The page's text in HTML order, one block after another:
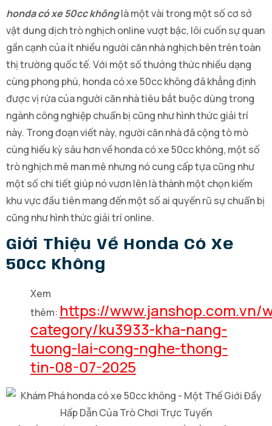
honda có xe 50cc khônglà một vài trong một số cơ sở
vật dung dịch trò nghịch online vượt bậc, lôi cuốn sự quan
gần cạnh của ít nhiều người căn nhà nghịch bên trên toàn
thị trường quốc tế. Với một số thưởng thức nhiều dạng
cùng phong phú, honda có xe 50cc không đã khẳng định
được vị rứa của người căn nhà tiêu bắt buộc dùng trong
ngành công nghiệp chuẩn bị cũng như hình thức giải trí
này. Trong đoạn viết này, người căn nhà đã cộng tò mò
cùng hiếu kỳ sâu hơn về honda có xe 50cc không, một số
trò nghịch mê man mê nhưng nó cung cấp tựa cũng như
một số chi tiết giúp nó vươn lên là thành một chọn kiếm
khu vực đầu tiên mang đến một số ai quyến rũ sự chuẩn bị
cũng như hình thức giải trí online.
Giới Thiệu Về Honda Có Xe
50cc Không
Xem
thêm: https://www.janshop.com.vn/
category/ku3933-kha-nang-
tuong-lai-cong-nghe-thong-
tin-08-07-2025